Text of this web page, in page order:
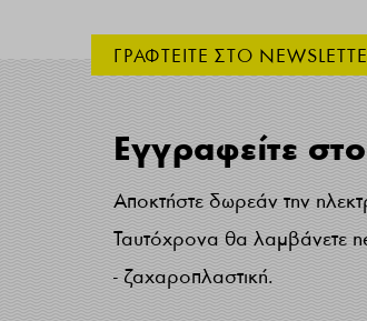
ΓΡΑΦΤΕΙΤΕ ΣΤΟ
Εγγραφείτε
Αποκτήστε δωρεάν την
Ταυτόχρονα θα λαμβάνετε
- ζαχαροπλαστική.